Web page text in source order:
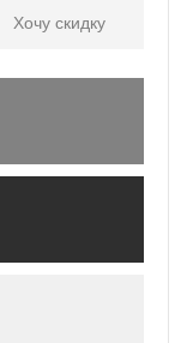
Хочу скидку